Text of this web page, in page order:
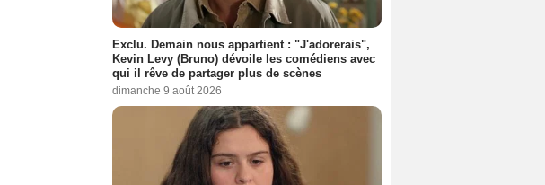
Exclu. Demain nous appartient : "J'adorerais",
Kevin Levy (Bruno) dévoile les comédiens avec
qui il rêve de partager plus de scènes
dimanche 9 août 2026